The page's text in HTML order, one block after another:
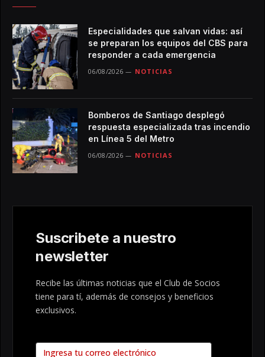
Especialidades que salvan vidas: así
se preparan los equipos del CBS para
responder a cada emergencia
06/08/2026 NOTICIAS
Bomberos de Santiago desplegó
respuesta especializada tras incendio
en Línea 5 del Metro
06/08/2026 NOTICIAS
Suscribete a nuestro
newsletter
Recibe las últimas noticias que el Club de Socios
tiene para tí, además de consejos y beneficios
exclusivos.